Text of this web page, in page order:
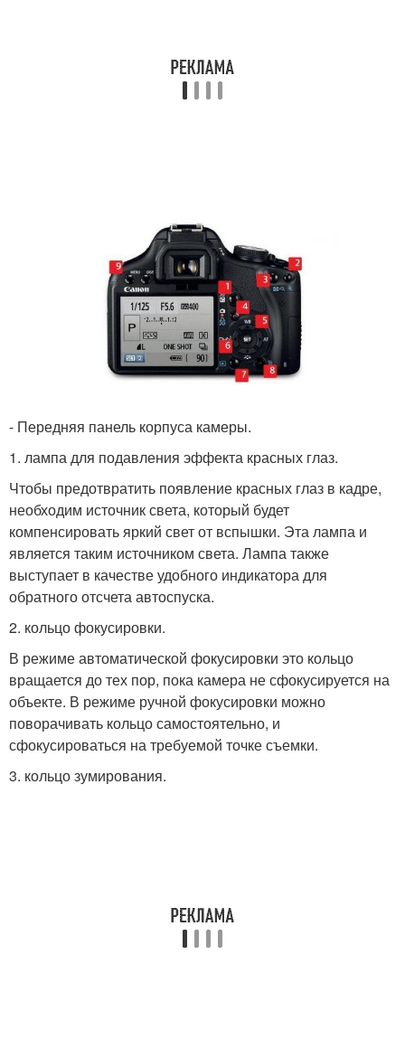
- Передняя панель корпуса камеры.
1. лампа для подавления эффекта красных глаз.
Чтобы предотвратить появление красных глаз в кадре,
необходим источник света, который будет
компенсировать яркий свет от вспышки. Эта лампа и
является таким источником света. Лампа также
выступает в качестве удобного индикатора для
обратного отсчета автоспуска.
2. кольцо фокусировки.
В режиме автоматической фокусировки это кольцо
вращается до тех пор, пока камера не сфокусируется на
объекте. В режиме ручной фокусировки можно
поворачивать кольцо самостоятельно, и
сфокусироваться на требуемой точке съемки.
3. кольцо зумирования.